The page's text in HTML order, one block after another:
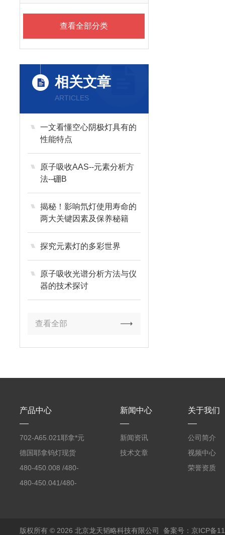
查看全部分类
相关文章
ARTICLES
一文看懂空心阴极灯具有的
性能特点
原子吸收AAS--元素分析方
法--硼B
揭秘！影响氘灯使用寿命的
两大关键因素及保养秘籍
探究元素灯的多彩世界
原子吸收光谱分析方法与仪
器的技术探讨
查看全部
产品中心
702-A65.021耶拿*元
素分析仪反应罐
德国耶拿钨灯现货
480-450.008 /480-
450.008C耶拿镉Cd空
480-450.041/480-
包邮
新闻中心
新闻资讯
技术文章
关于我们
公司简介
视频中心
荣誉资质
版权所有 © 2026 北京龙天韬略科技有限公司 备案号：京ICP备